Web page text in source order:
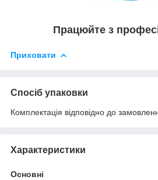
Працюйте з
Приховати
Спосіб упаковки
Комплектація відповідно до
Характеристики
Основні